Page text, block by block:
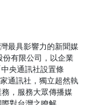
最具影響力的新聞媒
有限公司，以企業
央通訊社設置條
通訊社，獨立超然執
，服務大眾傳播媒